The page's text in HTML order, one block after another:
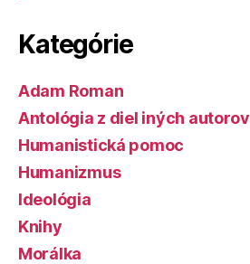
Kategórie
Adam Roman
Antológia z diel iných autorov
Humanistická pomoc
Humanizmus
Ideológia
Knihy
Morálka